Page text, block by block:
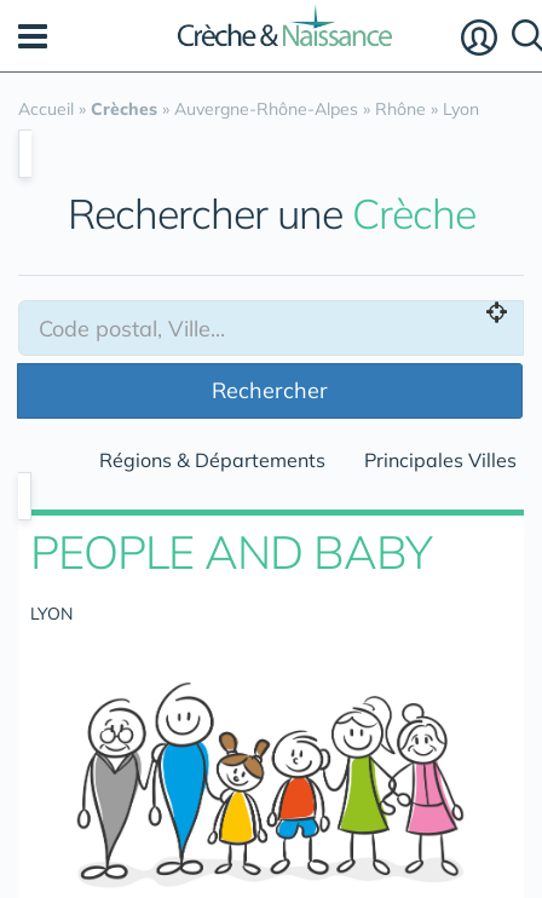
Accueil » Crèches » Auvergne-Rhône-Alpes » Rhône » Lyon
Rechercher une Crèche
Rechercher
Régions & Départements Principales Villes
PEOPLE AND BABY
LYON